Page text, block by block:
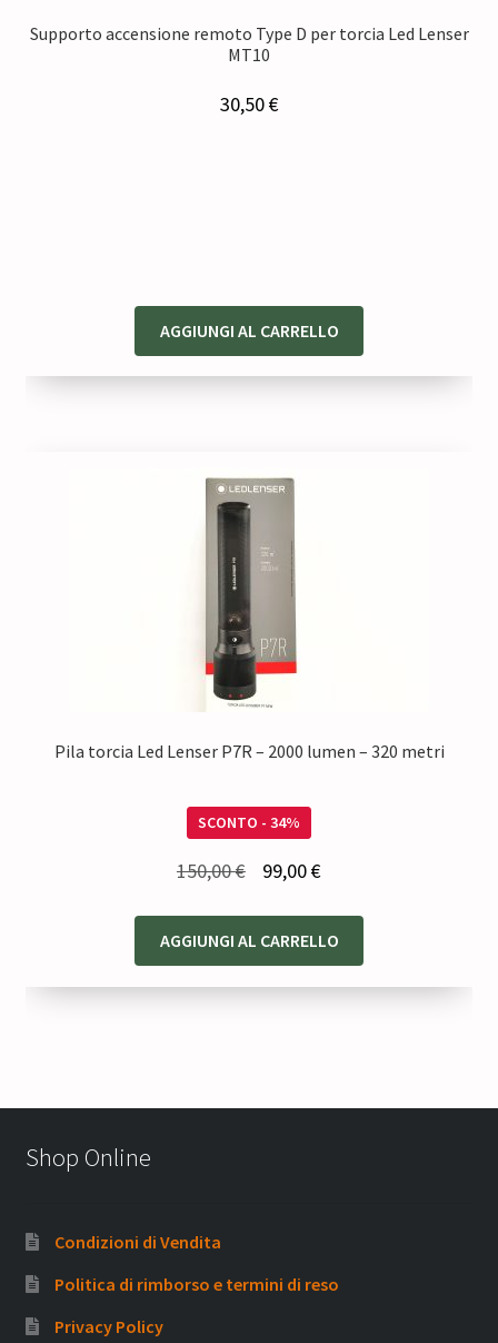
Supporto accensione remoto Type D per torcia Led Lenser
MT10
30,50€
AGGIUNGI AL CARRELLO
Pila torcia Led Lenser P7R – 2000 lumen – 320 metri
SCONTO - 34%
150,00€
originale
era:
99,00€Il
attuale
è:
AGGIUNGI AL CARRELLO
Shop Online
Condizioni di Vendita
Politica di rimborso e termini di reso
Privacy Policy